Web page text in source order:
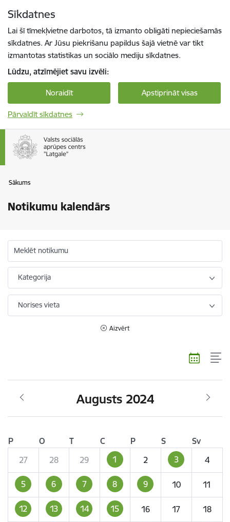
Sīkdatnes
Lai šī tīmekļvietne darbotos, tā izmanto obligāti nepieciešamās
sīkdatnes. Ar Jūsu piekrišanu papildus šajā vietnē var tikt
izmantotas statistikas un sociālo mediju sīkdatnes.
Lūdzu, atzīmējiet savu izvēli:
Noraidīt Apstiprināt visas
Pārvaldīt sīkdatnes
Sākums
Notikumu kalendārs
Meklēt notikumu
Kategorija
Norises vieta
Aizvērt
Augusts 2024
P O T C P S
Sv
27
28 29 1 2 3 4
5 6 7 8 9 10 11
12 13 14 15 16 17 18